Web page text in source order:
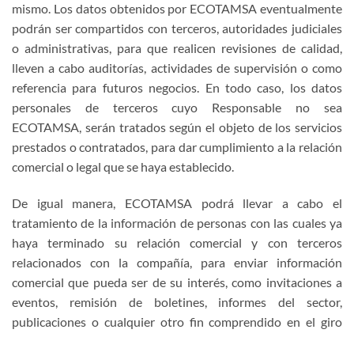
mismo. Los datos obtenidos por ECOTAMSA eventualmente
podrán ser compartidos con terceros, autoridades judiciales
o administrativas, para que realicen revisiones de calidad,
lleven a cabo auditorías, actividades de supervisión o como
referencia para futuros negocios. En todo caso, los datos
personales de terceros cuyo Responsable no sea
ECOTAMSA, serán tratados según el objeto de los servicios
prestados o contratados, para dar cumplimiento a la relación
comercial o legal que se haya establecido.
De igual manera, ECOTAMSA podrá llevar a cabo el
tratamiento de la información de personas con las cuales ya
haya terminado su relación comercial y con terceros
relacionados con la compañía, para enviar información
comercial que pueda ser de su interés, como invitaciones a
eventos, remisión de boletines, informes del sector,
publicaciones o cualquier otro fin comprendido en el giro